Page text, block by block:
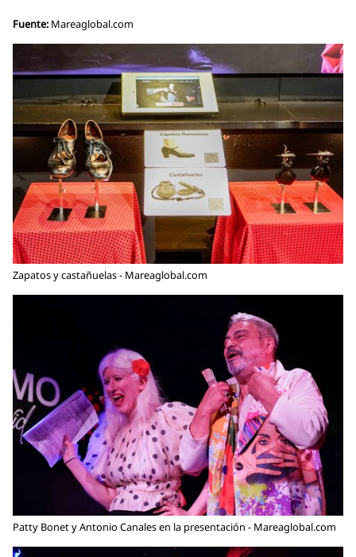
Fuente: Mareaglobal.com
Zapatos y castañuelas - Mareaglobal.com
Patty Bonet y Antonio Canales en la presentación - Mareaglobal.com